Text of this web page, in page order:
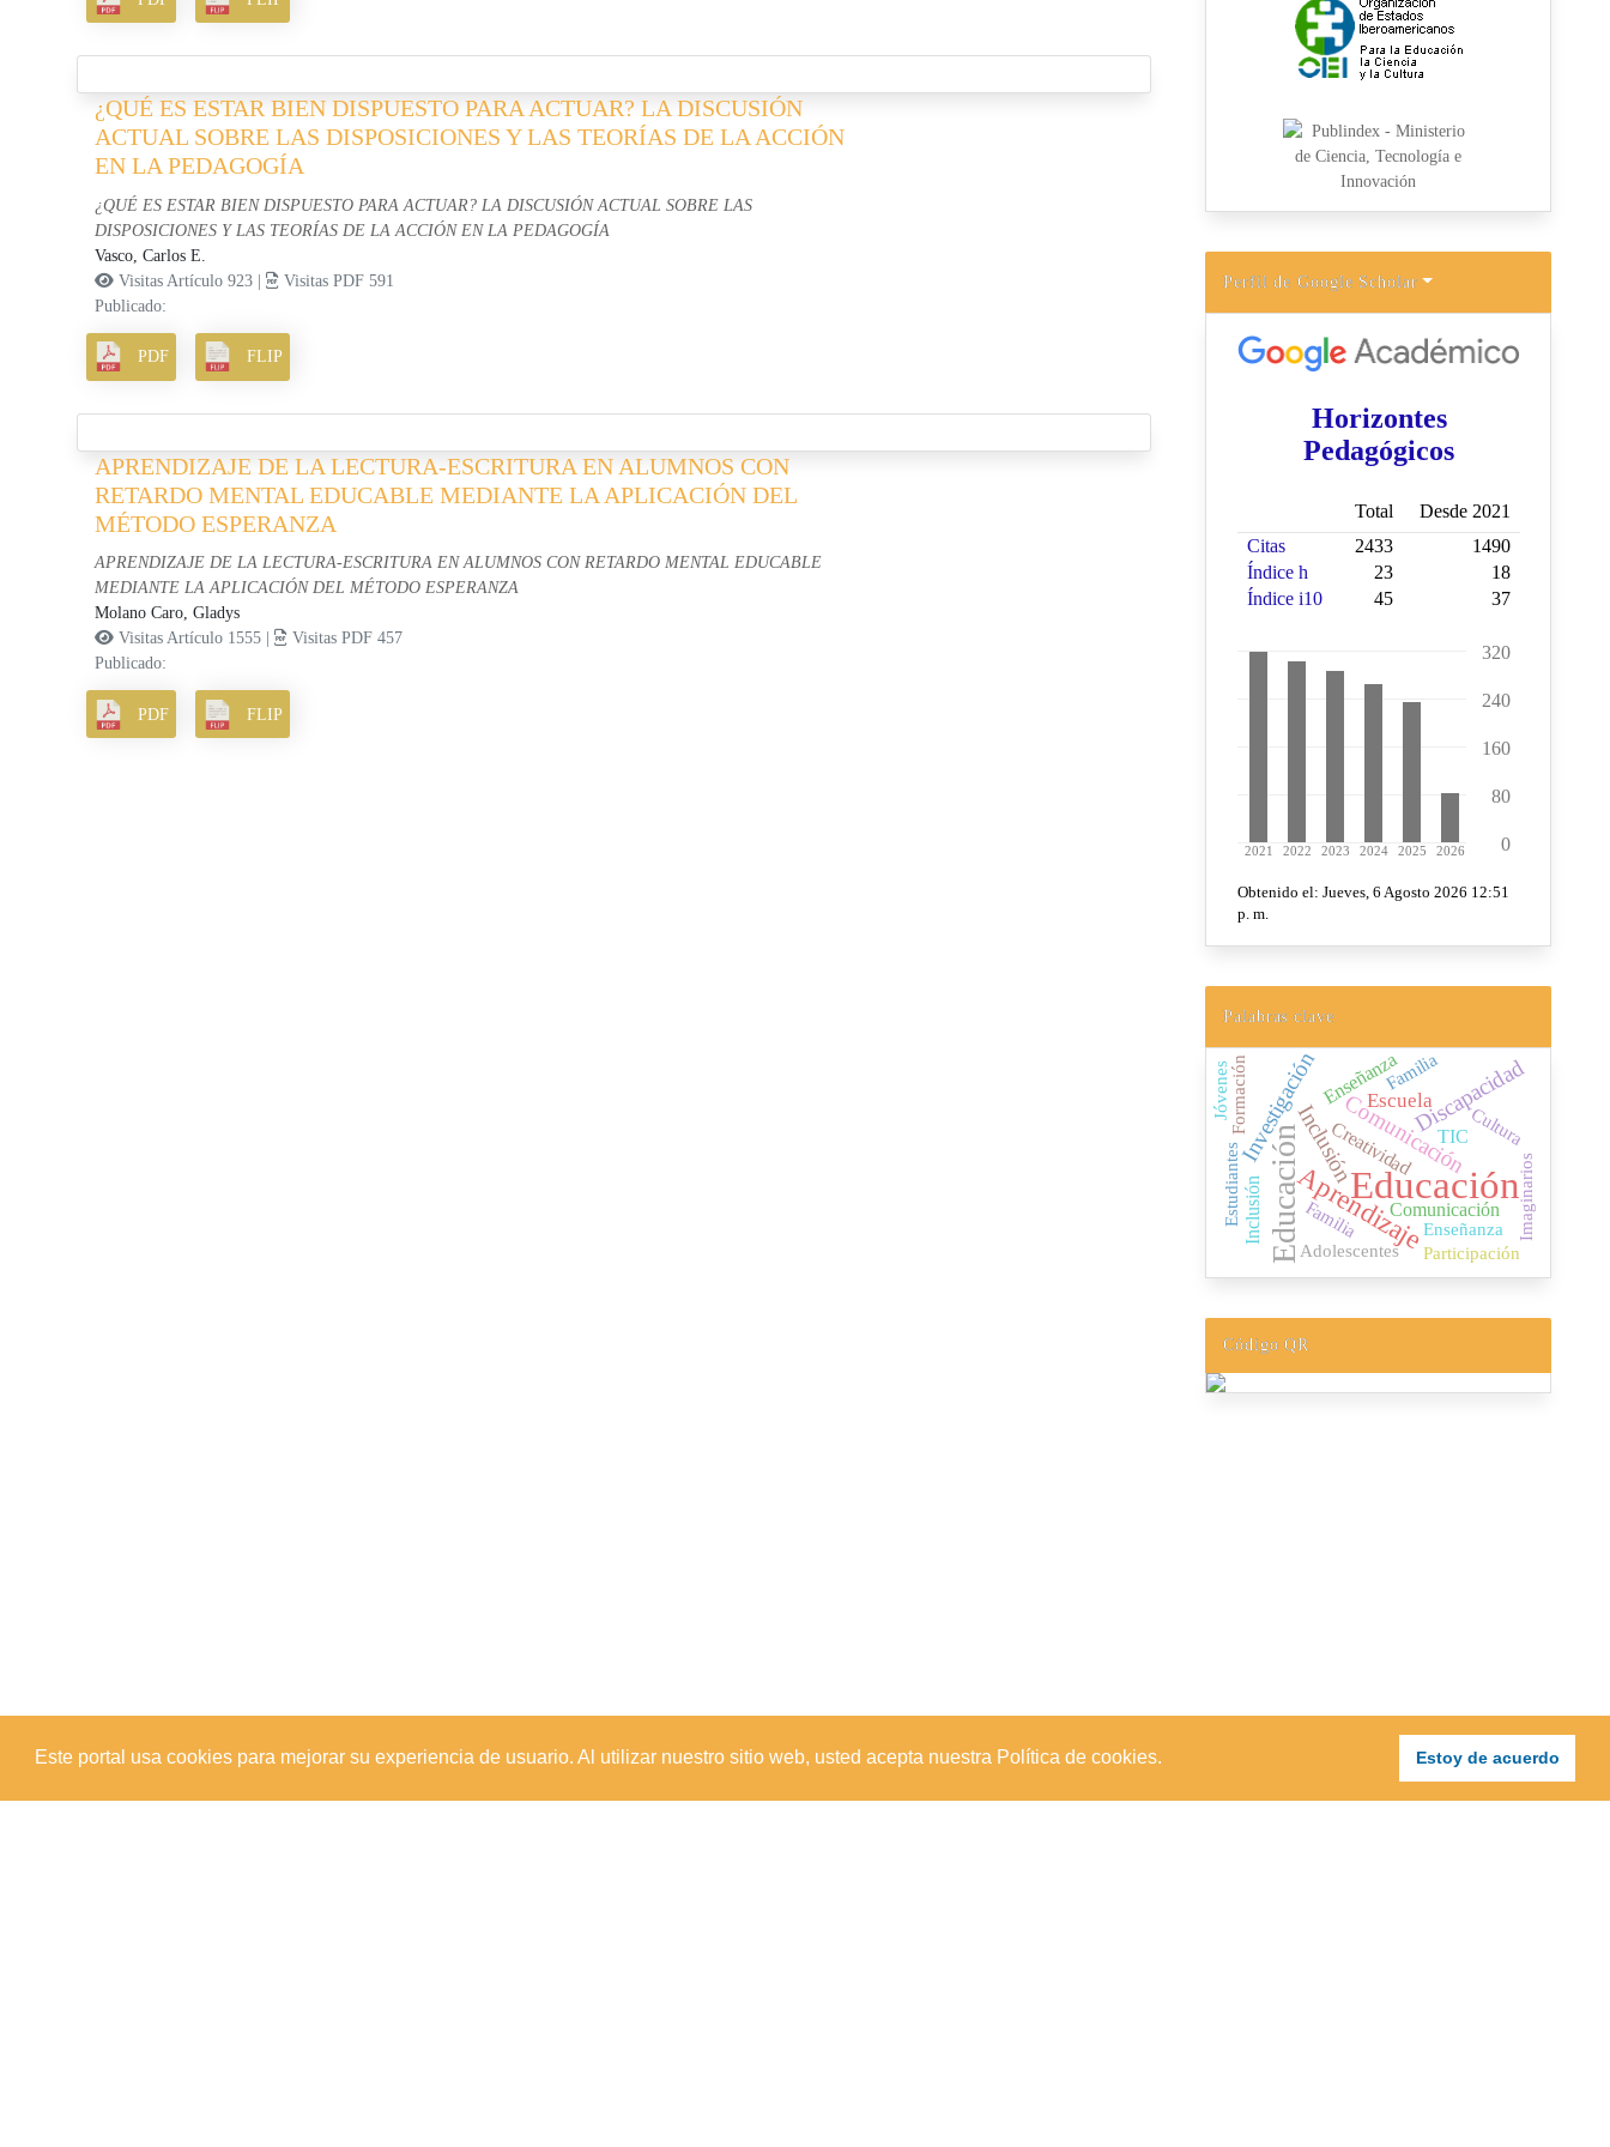
Este portal usa cookies para mejorar su experiencia de usuario. Al utilizar nuestro sitio web, usted acepta nuestra Política de cookies. Estoy de acuerdo
¿QUÉ ES ESTAR BIEN DISPUESTO PARA ACTUAR? LA DISCUSIÓN
ACTUAL SOBRE LAS DISPOSICIONES Y LAS TEORÍAS DE LA ACCIÓN
EN LA PEDAGOGÍA
¿QUÉ ES ESTAR BIEN DISPUESTO PARA ACTUAR? LA DISCUSIÓN ACTUAL SOBRE LAS
DISPOSICIONES Y LAS TEORÍAS DE LA ACCIÓN EN LA PEDAGOGÍA
Vasco, Carlos E.
Visitas Artículo 923 |
Visitas PDF 591
Publicado:
PDF FLIP
APRENDIZAJE DE LA LECTURA-ESCRITURA EN ALUMNOS CON
RETARDO MENTAL EDUCABLE MEDIANTE LA APLICACIÓN DEL
MÉTODO ESPERANZA
APRENDIZAJE DE LA LECTURA-ESCRITURA EN ALUMNOS CON RETARDO MENTAL EDUCABLE
MEDIANTE LA APLICACIÓN DEL MÉTODO ESPERANZA
Molano Caro, Gladys
Visitas Artículo 1555 |
Visitas PDF 457
Publicado:
PDF FLIP
Perfil de Google Scholar
Palabras clave
Educación
EducaciónAprendizaje
ComunicaciónDiscapacidad
InvestigaciónInclusión
Escuela
Inclusión
Enseñanza
Creatividad
Comunicación
TIC
Familia
Estudiantes
Formación Cultura
Enseñanza
Familia
Jóvenes
Participación
Adolescentes
Imaginarios
Código QR